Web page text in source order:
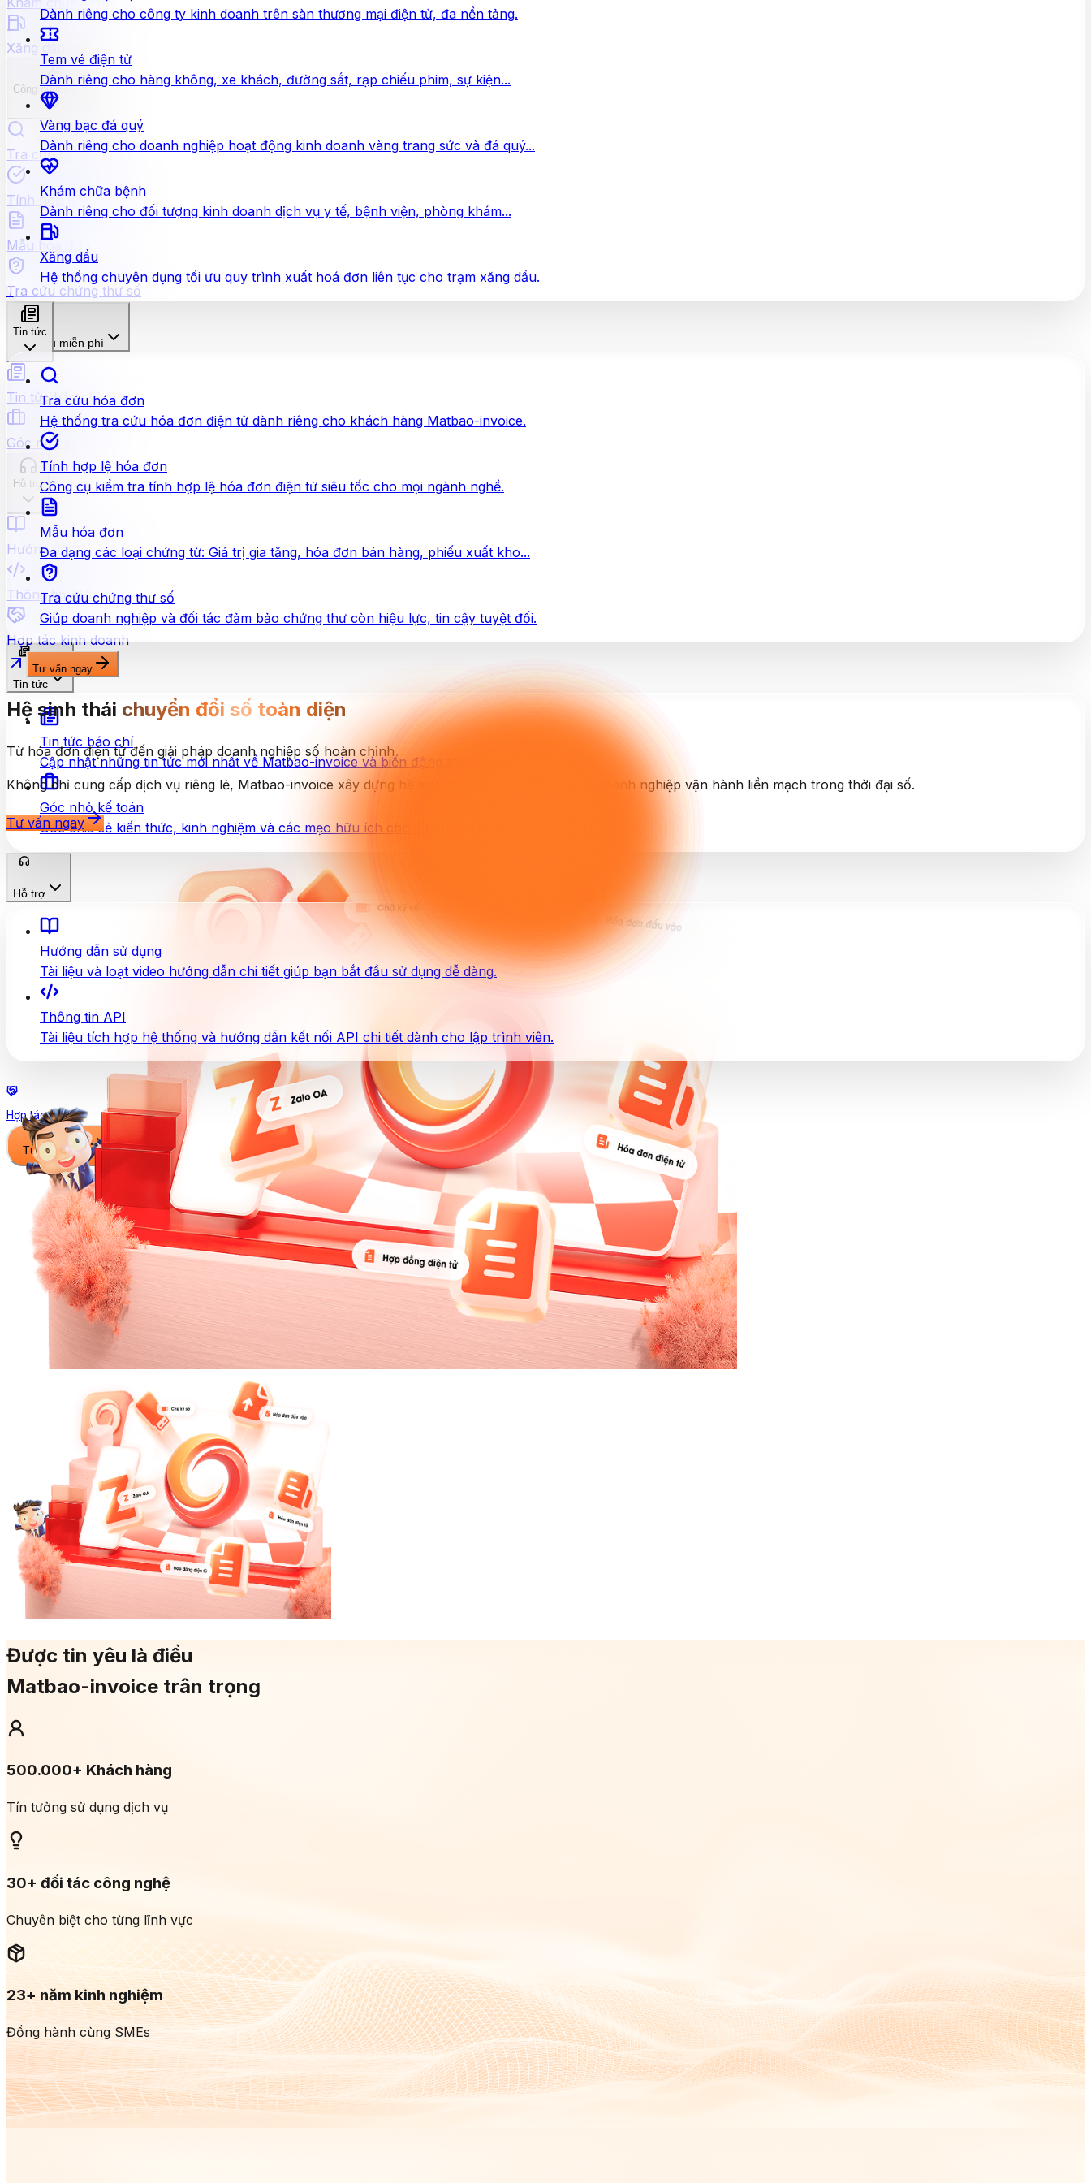
Dành riêng cho công ty kinh doanh trên sàn thương mại điện tử, đa nền tảng.
Tem vé điện tử
Dành riêng cho hàng không, xe khách, đường sắt, rạp chiếu phim, sự kiện...
Vàng bạc đá quý
Dành riêng cho doanh nghiệp hoạt động kinh doanh vàng trang sức và đá quý...
Khám chữa bệnh
Dành riêng cho đối tượng kinh doanh dịch vụ y tế, bệnh viện, phòng khám...
Xăng dầu
Hệ thống chuyên dụng tối ưu quy trình xuất hoá đơn liên tục cho trạm xăng dầu.
Công cụ miễn phí
Tra cứu hóa đơn
Hệ thống tra cứu hóa đơn điện tử dành riêng cho khách hàng Matbao-invoice.
Tính hợp lệ hóa đơn
Công cụ kiểm tra tính hợp lệ hóa đơn điện tử siêu tốc cho mọi ngành nghề.
Mẫu hóa đơn
Đa dạng các loại chứng từ: Giá trị gia tăng, hóa đơn bán hàng, phiếu xuất kho...
Tra cứu chứng thư số
Giúp doanh nghiệp và đối tác đảm bảo chứng thư còn hiệu lực, tin cậy tuyệt đối.
Tin tức
Tin tức báo chí
Cập nhật những tin tức mới nhất về Matbao-invoice và biến động toàn ngành.
Góc nhỏ kế toán
Góc chia sẻ kiến thức, kinh nghiệm và các mẹo hữu ích cho công việc Kế toán viên.
Hỗ trợ
Hướng dẫn sử dụng
Tài liệu và loạt video hướng dẫn chi tiết giúp bạn bắt đầu sử dụng dễ dàng.
Thông tin API
Tài liệu tích hợp hệ thống và hướng dẫn kết nối API chi tiết dành cho lập trình viên.
Hợp tác
Tư vấn ngay
Xăng dầu
Công cụ miễn phí
Tra cứu hóa đơn
Tính hợp lệ hóa đơn
Mẫu hóa đơn
Tra cứu chứng thư số
Tin tức
Tin tức báo chí
Góc nhỏ kế toán
Hỗ trợ
Hướng dẫn sử dụng
Thông tin API
Hợp tác kinh doanh
Tư vấn ngay
Hệ sinh thái chuyển đổi số toàn diện
Từ hóa đơn điện tử đến giải pháp doanh nghiệp số hoàn chỉnh
Không chỉ cung cấp dịch vụ riêng lẻ, Matbao-invoice xây dựng hệ sinh thái số hoàn chỉnh giúp doanh nghiệp vận hành liền mạch trong thời đại số.
Tư vấn ngay
Được tin yêu là điều
Matbao-invoice trân trọng
500.000+ Khách hàng
Tín tưởng sử dụng dịch vụ
30+ đối tác công nghệ
Chuyên biệt cho từng lĩnh vực
23+ năm kinh nghiệm
Đồng hành cùng SMEs